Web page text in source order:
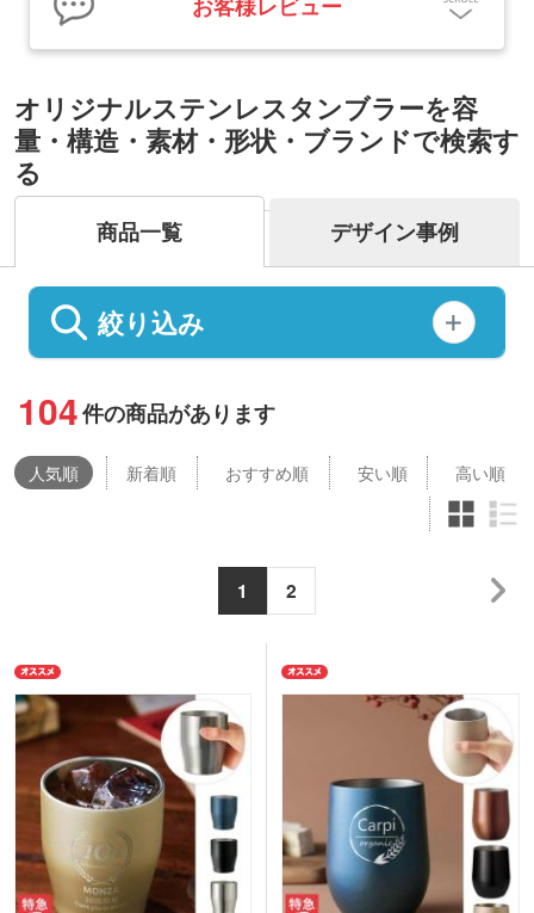
お客様レビュー
オリジナルステンレスタンブラーを容
量・構造・素材・形状・ブランドで検索す
る
商品一覧 デザイン事例
絞り込み
104件の商品があります
人気順 新着順 おすすめ順 安い順 高い順
1 2